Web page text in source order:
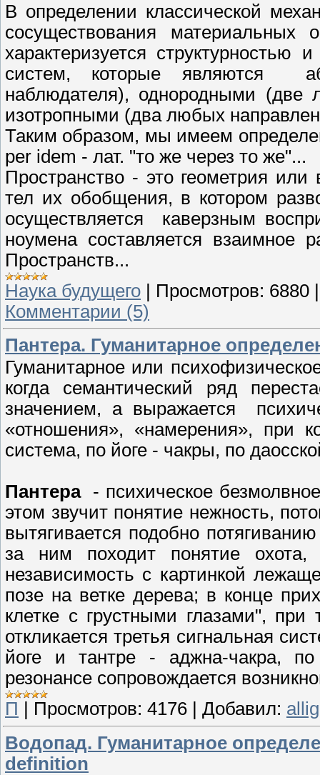
В определении классической
сосуществования материальных
характеризуется структурностью
систем, которые являются
наблюдателя), однородными (две
изотропными (два любых
Таким образом, мы имеем
per idem - лат. "то же через то же"...
Пространство - это геометрия
тел их обобщения, в котором
осуществляется каверзным
ноумена составляется
Пространств...
Наука будущего | Просмотров: 6880
Комментарии (5)
Пантера. Гуманитарное
Гуманитарное или
когда семантический ряд
значением, а выражается
«отношения», «намерения», при
система, по йоге - чакры, по
Пантера- психическое
этом звучит понятие нежность,
вытягивается подобно
за ним походит понятие
независимость с картинкой
позе на ветке дерева; в конце
клетке с грустными глазами", при
откликается третья сигнальная
йоге и тантре - аджна-чакра,
резонансе сопровождается
П
Просмотров: 4176 Добавил:
Водопад. Гуманитарное
definition